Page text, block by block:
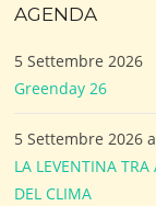
AGENDA
5 Settembre 2026
Greenday 26
5 Settembre 2026
LA LEVENTINA
DEL CLIMA